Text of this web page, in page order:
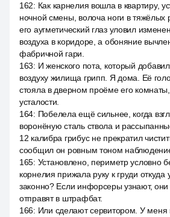
162: Как карнелия вошла в квартиру,
ночной смены, волоча ноги в тяжёлых
его аугметический глаз уловил
воздуха в коридоре, а обоняние
фабричной гари.
163: И женского пота, который
воздуху жилища грипп. Я дома. Её
стояла в дверном проёме его
усталости.
164: Побелела ещё сильнее, когда
воронёную сталь ствола и
12 калибра грибус не прекратил
сообщил он ровным тоном
165: Установлено, периметр условно
корнелия прижала руку к груди откуда
законно? Если инфорсеры узнают, они
отправят в штрафбат.
166: Или сделают сервитором. У меня